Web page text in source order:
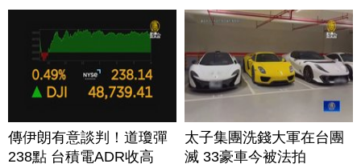
傳伊朗有意談判！道瓊彈
238點 台積電ADR收高
太子集團洗錢大軍在台團
滅 33豪車今被法拍